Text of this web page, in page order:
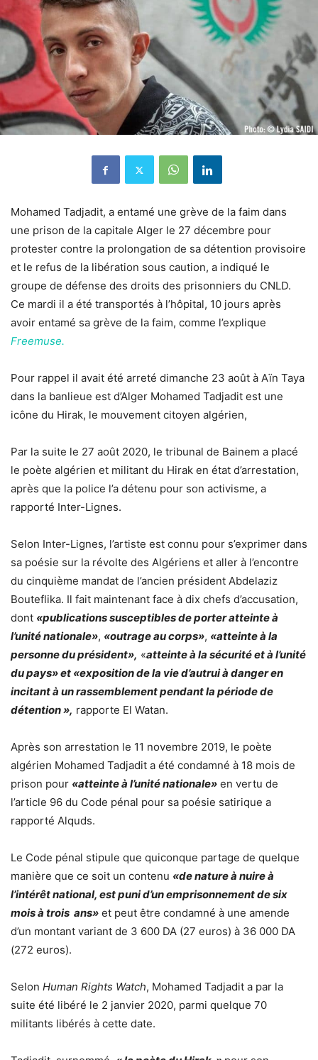
Mohamed Tadjadit, a entamé une grève de la faim dans
une prison de la capitale Alger le 27 décembre pour
protester contre la prolongation de sa détention provisoire
et le refus de la libération sous caution, a indiqué le
groupe de défense des droits des prisonniers du CNLD.
Ce mardi il a été transportés à l’hôpital, 10 jours après
avoir entamé sa grève de la faim, comme l’explique
Freemuse.
Pour rappel il avait été arreté dimanche 23 août à Aïn Taya
dans la banlieue est d’Alger Mohamed Tadjadit est une
icône du Hirak, le mouvement citoyen algérien,
Par la suite le 27 août 2020, le tribunal de Bainem a placé
le poète algérien et militant du Hirak en état d’arrestation,
après que la police l’a détenu pour son activisme, a
rapporté Inter-Lignes.
Selon Inter-Lignes, l’artiste est connu pour s’exprimer dans
sa poésie sur la révolte des Algériens et aller à l’encontre
du cinquième mandat de l’ancien président Abdelaziz
Bouteflika. Il fait maintenant face à dix chefs d’accusation,
dont «publications susceptibles de porter atteinte à
l’unité nationale», «outrage au corps», «atteinte à la
personne du président», «atteinte à la sécurité et à l’unité
du pays» et «exposition de la vie d’autrui à danger en
incitant à un rassemblement pendant la période de
détention », rapporte El Watan.
Après son arrestation le 11 novembre 2019, le poète
algérien Mohamed Tadjadit a été condamné à 18 mois de
prison pour «atteinte à l’unité nationale» en vertu de
l’article 96 du Code pénal pour sa poésie satirique a
rapporté Alquds.
Le Code pénal stipule que quiconque partage de quelque
manière que ce soit un contenu «de nature à nuire à
l’intérêt national, est puni d’un emprisonnement de six
mois à trois ans» et peut être condamné à une amende
d’un montant variant de 3 600 DA (27 euros) à 36 000 DA
(272 euros).
Selon Human Rights Watch, Mohamed Tadjadit a par la
suite été libéré le 2 janvier 2020, parmi quelque 70
militants libérés à cette date.